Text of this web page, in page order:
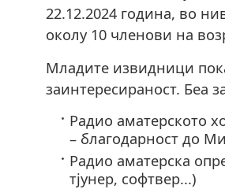
22.12.2024 година, во
околу 10 членови на
Младите извидници
заинтересираност. Беа
Радио аматерското
– благодарност до
Радио аматерска
тјунер, софтвер...)